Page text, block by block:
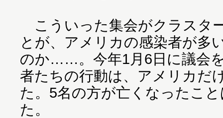
こういった集会がクラスタ
とが、アメリカの感染者が多
のか……。今年1月6日に議会
者たちの行動は、アメリカだ
た。5名の方が亡くなったこ
た。